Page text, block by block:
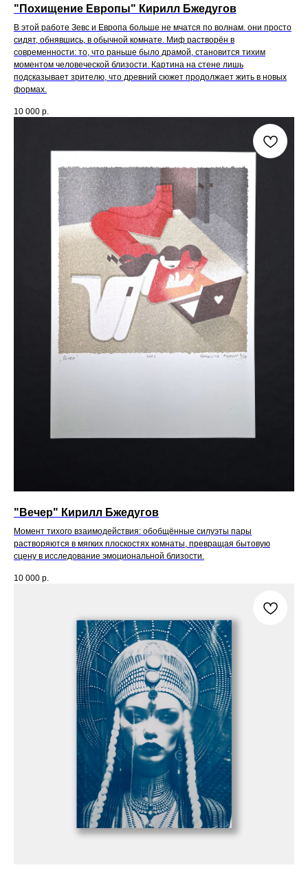
"Похищение Европы" Кирилл Бжедугов
В этой работе Зевс и Европа больше не мчатся по волнам. они просто
сидят, обнявшись, в обычной комнате. Миф растворён в
современности: то, что раньше было драмой, становится тихим
моментом человеческой близости. Картина на стене лишь
подсказывает зрителю, что древний сюжет продолжает жить в новых
формах.
10 000 р.
"Вечер" Кирилл Бжедугов
Момент тихого взаимодействия: обобщённые силуэты пары
растворяются в мягких плоскостях комнаты, превращая бытовую
сцену в исследование эмоциональной близости.
10 000 р.